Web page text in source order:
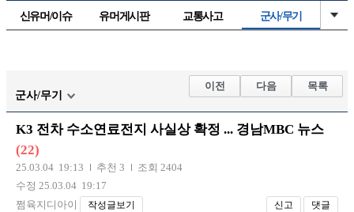
신유머/이슈 유머게시판 교통사고 군사/무기
레이싱모델 자유사진
트럭/버스
장착시공사진
군사/무기
이전 다음 목록
K3 전차 수소연료전지 사실상 확정 ... 경남MBC 뉴스
(22)
25.03.04 19:13 추천 3
조회 2404
수정 25.03.04 19:17
쩜육지디아이
작성글보기 신고 댓글